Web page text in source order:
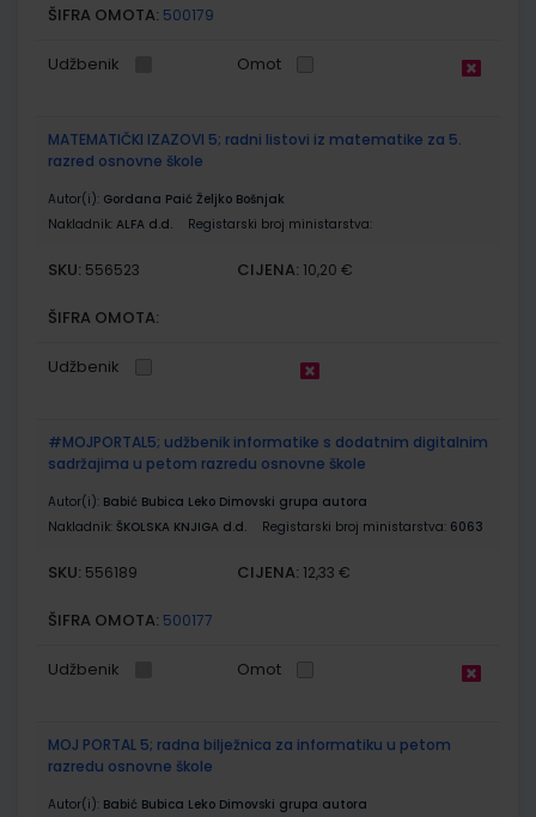
ŠIFRA OMOTA: 500179
Udžbenik Omot
MATEMATIČKI IZAZOVI 5; radni listovi iz matematike za 5.
razred osnovne škole
Autor(i): Gordana Paić Željko Bošnjak
Nakladnik: ALFA d.d. Registarski broj ministarstva:
SKU: 556523 CIJENA: 10,20 €
ŠIFRA OMOTA:
Udžbenik
#MOJPORTAL5; udžbenik informatike s dodatnim digitalnim
sadržajima u petom razredu osnovne škole
Autor(i): Babić Bubica Leko Dimovski grupa autora
Nakladnik: ŠKOLSKA KNJIGA d.d. Registarski broj ministarstva: 6063
SKU: 556189 CIJENA: 12,33 €
ŠIFRA OMOTA: 500177
Udžbenik Omot
MOJ PORTAL 5; radna bilježnica za informatiku u petom
razredu osnovne škole
Autor(i): Babić Bubica Leko Dimovski grupa autora